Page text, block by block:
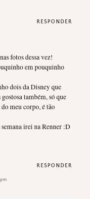
fotos dessa vez!
em pouquinho
dois da Disney que
também, só que
meu corpo, é tão
irei na Renner :D
RESPONDER
RESPONDER